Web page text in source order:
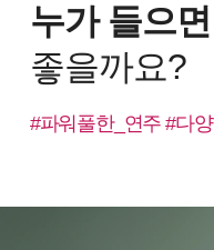
누가 들으면
좋을까요?
#파워풀한_연주 #다